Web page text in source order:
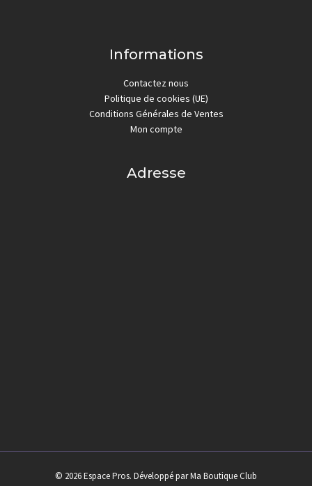
Informations
Contactez nous
Politique de cookies (UE)
Conditions Générales de Ventes
Mon compte
Adresse
© 2026 Espace Pros. Développé par Ma Boutique Club